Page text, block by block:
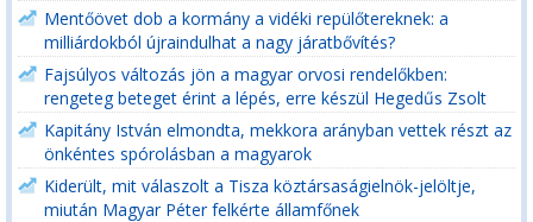
Mentőövet dob a kormány a vidéki repülőtereknek: a
milliárdokból újraindulhat a nagy járatbővítés?
Fajsúlyos változás jön a magyar orvosi rendelőkben:
rengeteg beteget érint a lépés, erre készül Hegedűs Zsolt
Kapitány István elmondta, mekkora arányban vettek részt az
önkéntes spórolásban a magyarok
Kiderült, mit válaszolt a Tisza köztársaságielnök-jelöltje,
miután Magyar Péter felkérte államfőnek